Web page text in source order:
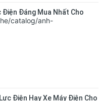
Đáng Mua Nhất Cho
Điện Hay Xe Máy Điện Cho